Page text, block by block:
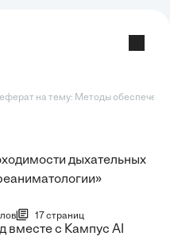
на тему: Методы
дыхательных
17 страниц
вместе с Кампус AI